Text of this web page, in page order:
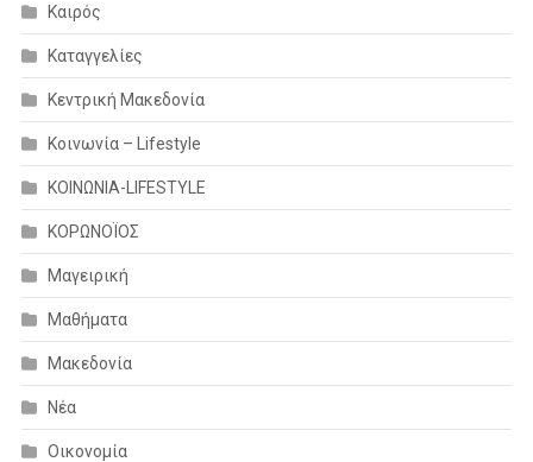
Καιρός
Καταγγελίες
Κεντρική Μακεδονία
Κοινωνία – Lifestyle
ΚΟΙΝΩΝΙΑ-LIFESTYLE
ΚΟΡΩΝΟΪΟΣ
Μαγειρική
Μαθήματα
Μακεδονία
Νέα
Οικονομία